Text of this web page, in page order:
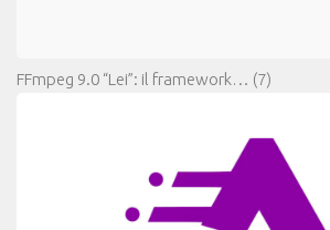
FFmpeg 9.0 “Lei”: il framework… (7)